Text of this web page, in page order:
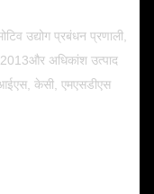
उद्योग प्रबंधन प्रणाली,
और अधिकांश उत्पाद
केसी, एमएसडीएस